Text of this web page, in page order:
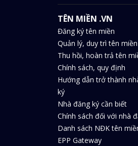
TÊN MIỀN .VN
Đăng ký tên miền
Quản lý, duy trì tên miền
Thu hồi, hoàn trả tên
Chính sách, quy định
Hướng dẫn trở thành
ký
Nhà đăng ký cần biết
Chính sách đối với nhà
Danh sách NĐK tên
EPP Gateway